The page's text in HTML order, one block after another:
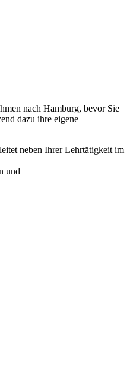
nach Hamburg, bevor Sie
dazu ihre eigene
neben Ihrer Lehrtätigkeit im
und